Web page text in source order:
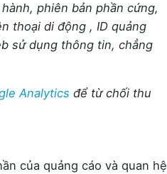
phiên bản phần cứng,
thoại di động , ID quảng
sử dụng thông tin, chẳng
Analytics để từ chối thu
của quảng cáo và quan hệ